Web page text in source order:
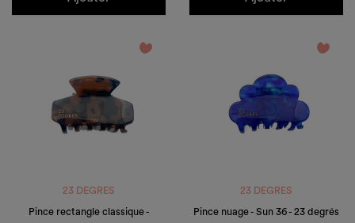
favorite_border
23 DEGRES
Pince rectangle classique -
favorite_border
23 DEGRES
Pince nuage - Sun 36 - 23 degrés